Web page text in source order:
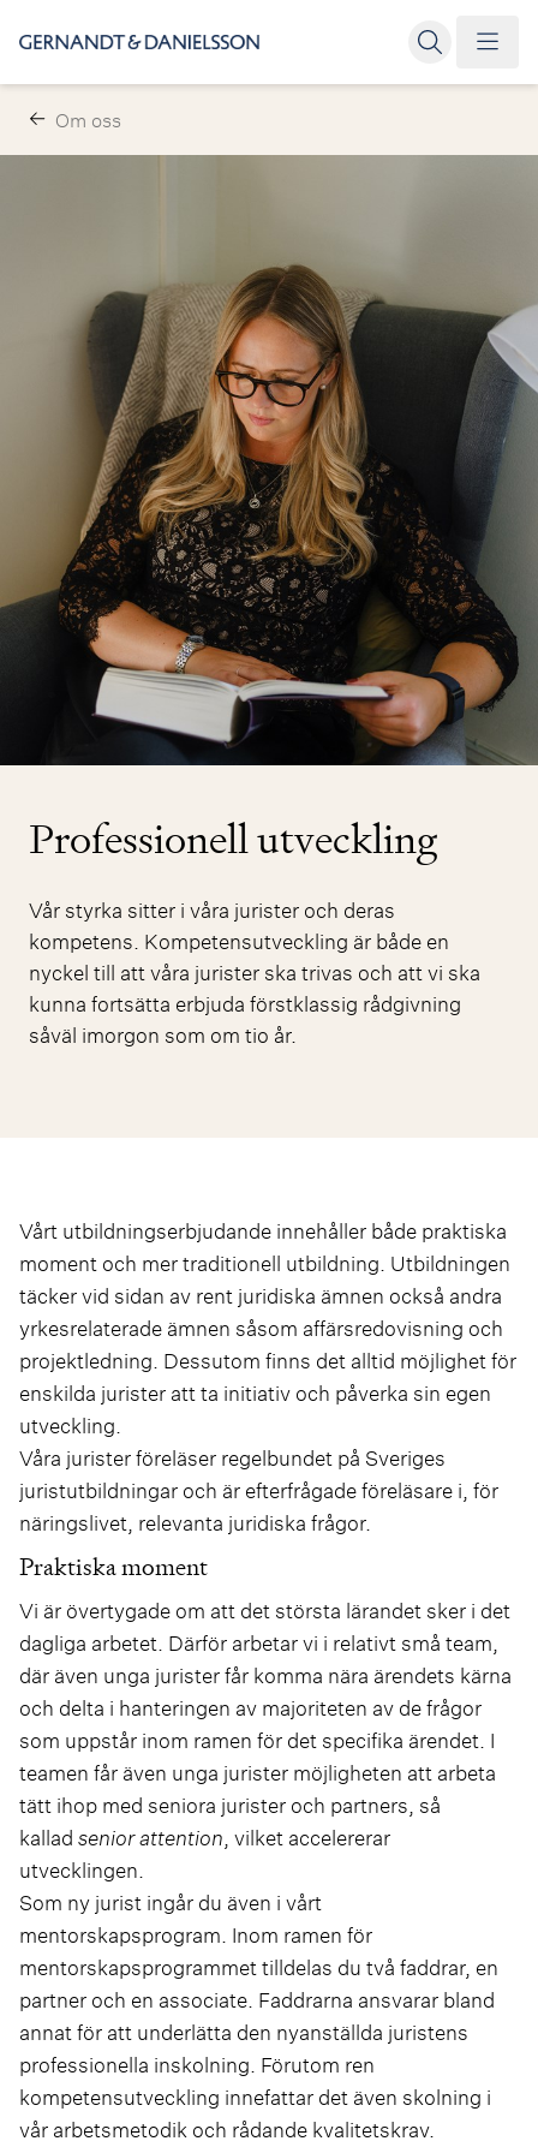
Om oss
Professionell utveckling
Vår styrka sitter i våra jurister och deras
kompetens. Kompetensutveckling är både en
nyckel till att våra jurister ska trivas och att vi ska
kunna fortsätta erbjuda förstklassig rådgivning
såväl imorgon som om tio år.
Vårt utbildningserbjudande innehåller både praktiska
moment och mer traditionell utbildning. Utbildningen
täcker vid sidan av rent juridiska ämnen också andra
yrkesrelaterade ämnen såsom affärsredovisning och
projektledning. Dessutom finns det alltid möjlighet för
enskilda jurister att ta initiativ och påverka sin egen
utveckling.
Våra jurister föreläser regelbundet på Sveriges
juristutbildningar och är efterfrågade föreläsare i, för
näringslivet, relevanta juridiska frågor.
Praktiska moment
Vi är övertygade om att det största lärandet sker i det
dagliga arbetet. Därför arbetar vi i relativt små team,
där även unga jurister får komma nära ärendets kärna
och delta i hanteringen av majoriteten av de frågor
som uppstår inom ramen för det specifika ärendet. I
teamen får även unga jurister möjlig­heten att arbeta
tätt ihop med seniora jurister och partners, så
kallad senior attention, vilket accelererar
utvecklingen.
Som ny jurist ingår du även i vårt
mentorskapsprogram. Inom ramen för
mentorskapsprogrammet tilldelas du två faddrar, en
partner och en associate. Faddrarna ansvarar bland
annat för att underlätta den nyanställda juristens
professionella inskolning. Förutom ren
kompetensutveckling innefattar det även skolning i
vår arbetsmetodik och rådande kvalitetskrav.